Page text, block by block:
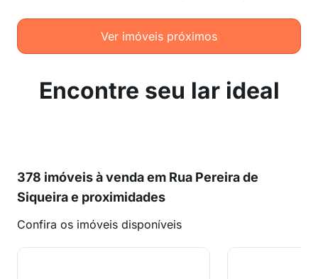
Ver imóveis próximos
Encontre seu lar ideal
378 imóveis à venda em Rua Pereira de
Siqueira e proximidades
Confira os imóveis disponíveis